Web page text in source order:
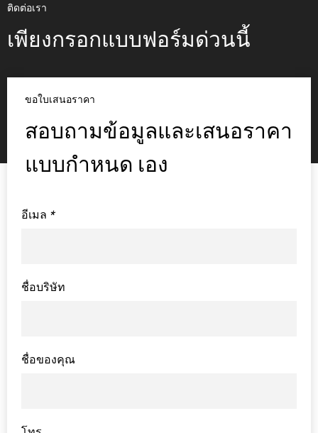
ติดต่อเรา
เพียงกรอกแบบฟอร์มด่วนนี้
ขอใบเสนอราคา
สอบถามข้อมูลและเสนอราคา
แบบกำหนด เอง
*
อีเมล
ชื่อบริษัท
ชื่อของคุณ